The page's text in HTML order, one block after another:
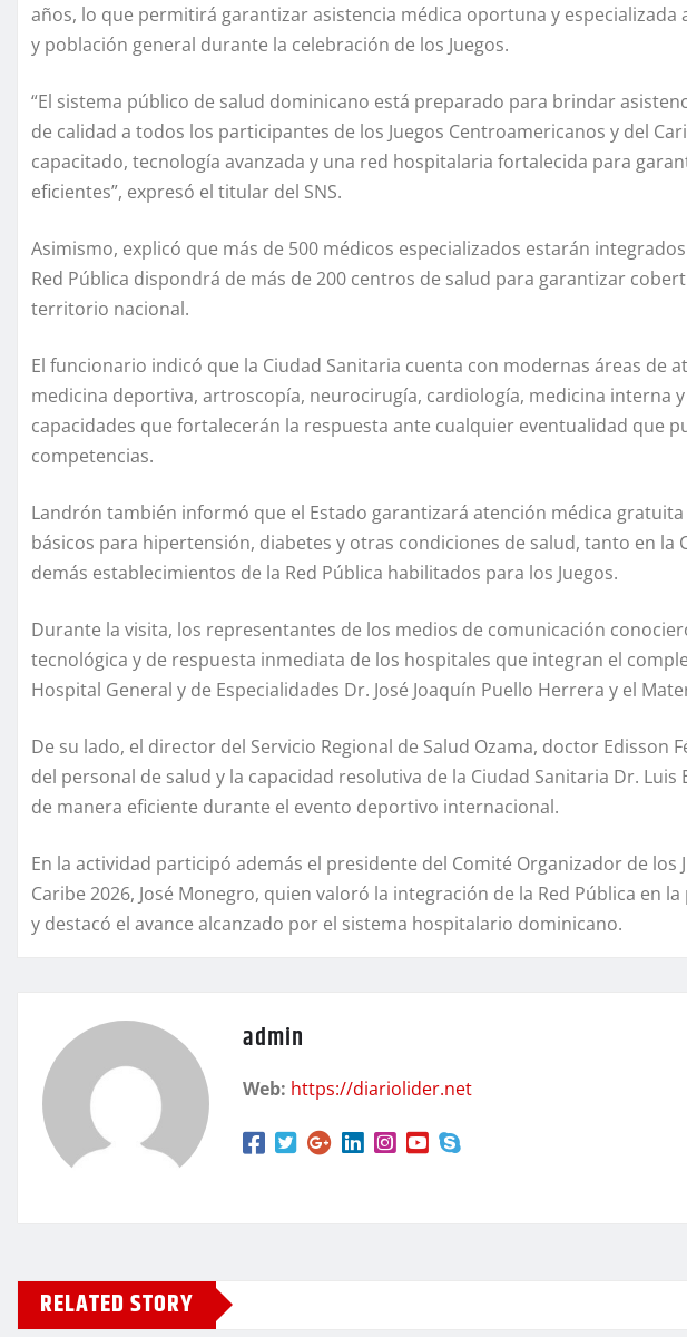
años, lo que permitirá garantizar asistencia médica oportuna y especializada
y población general durante la celebración de los Juegos.
“El sistema público de salud dominicano está preparado para brindar
de calidad a todos los participantes de los Juegos Centroamericanos y del
capacitado, tecnología avanzada y una red hospitalaria fortalecida para
eficientes”, expresó el titular del SNS.
Asimismo, explicó que más de 500 médicos especializados estarán
Red Pública dispondrá de más de 200 centros de salud para garantizar
territorio nacional.
El funcionario indicó que la Ciudad Sanitaria cuenta con modernas áreas de
medicina deportiva, artroscopía, neurocirugía, cardiología, medicina interna
capacidades que fortalecerán la respuesta ante cualquier eventualidad que
competencias.
Landrón también informó que el Estado garantizará atención médica
básicos para hipertensión, diabetes y otras condiciones de salud, tanto en la
demás establecimientos de la Red Pública habilitados para los Juegos.
Durante la visita, los representantes de los medios de comunicación
tecnológica y de respuesta inmediata de los hospitales que integran el
Hospital General y de Especialidades Dr. José Joaquín Puello Herrera y el
De su lado, el director del Servicio Regional de Salud Ozama, doctor Edisson
del personal de salud y la capacidad resolutiva de la Ciudad Sanitaria Dr.
de manera eficiente durante el evento deportivo internacional.
En la actividad participó además el presidente del Comité Organizador de los
Caribe 2026, José Monegro, quien valoró la integración de la Red Pública en
y destacó el avance alcanzado por el sistema hospitalario dominicano.
admin
Web: https://diariolider.net
RELATED STORY